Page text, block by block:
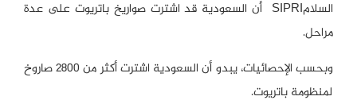
السلامSIPRI أن السعودية قد اشترت صواريخ باتريوت على عدة
مراحل.
وبحسب الإحصائيات، يبدو أن السعودية اشترت أكثر من 2800 صاروخ
لمنظومة باتريوت.